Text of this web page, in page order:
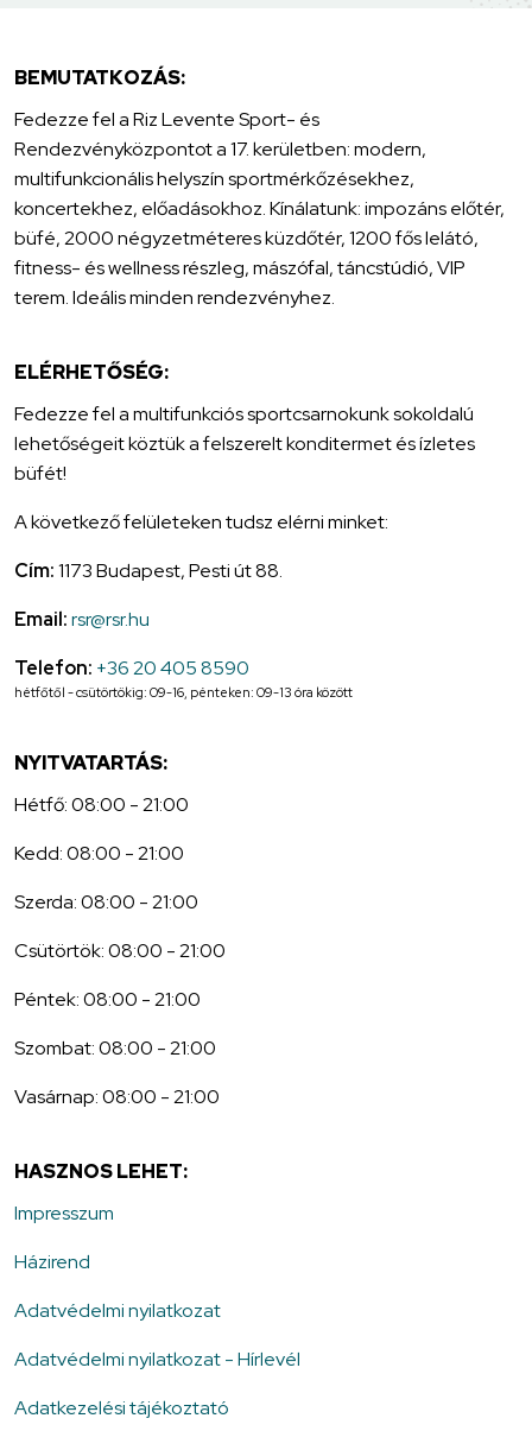
BEMUTATKOZÁS:
Fedezze fel a Riz Levente Sport- és
Rendezvényközpontot a 17. kerületben: modern,
multifunkcionális helyszín sportmérkőzésekhez,
koncertekhez, előadásokhoz. Kínálatunk: impozáns előtér,
büfé, 2000 négyzetméteres küzdőtér, 1200 fős lelátó,
fitness- és wellness részleg, mászófal, táncstúdió, VIP
terem. Ideális minden rendezvényhez.
ELÉRHETŐSÉG:
Fedezze fel a multifunkciós sportcsarnokunk sokoldalú
lehetőségeit köztük a felszerelt konditermet és ízletes
büfét!
A következő felületeken tudsz elérni minket:
Cím:1173 Budapest, Pesti út 88.
Email:rsr@rsr.hu
Telefon: +36 20 405 8590
hétfőtől - csütörtökig: 09-16, pénteken: 09-13 óra között
NYITVATARTÁS:
Hétfő: 08:00 - 21:00
Kedd: 08:00 - 21:00
Szerda: 08:00 - 21:00
Csütörtök: 08:00 - 21:00
Péntek: 08:00 - 21:00
Szombat: 08:00 - 21:00
Vasárnap: 08:00 - 21:00
HASZNOS LEHET:
Impresszum
Házirend
Adatvédelmi nyilatkozat
Adatvédelmi nyilatkozat - Hírlevél
Adatkezelési tájékoztató